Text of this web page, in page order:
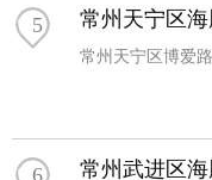
5
常州天宁区博爱
6